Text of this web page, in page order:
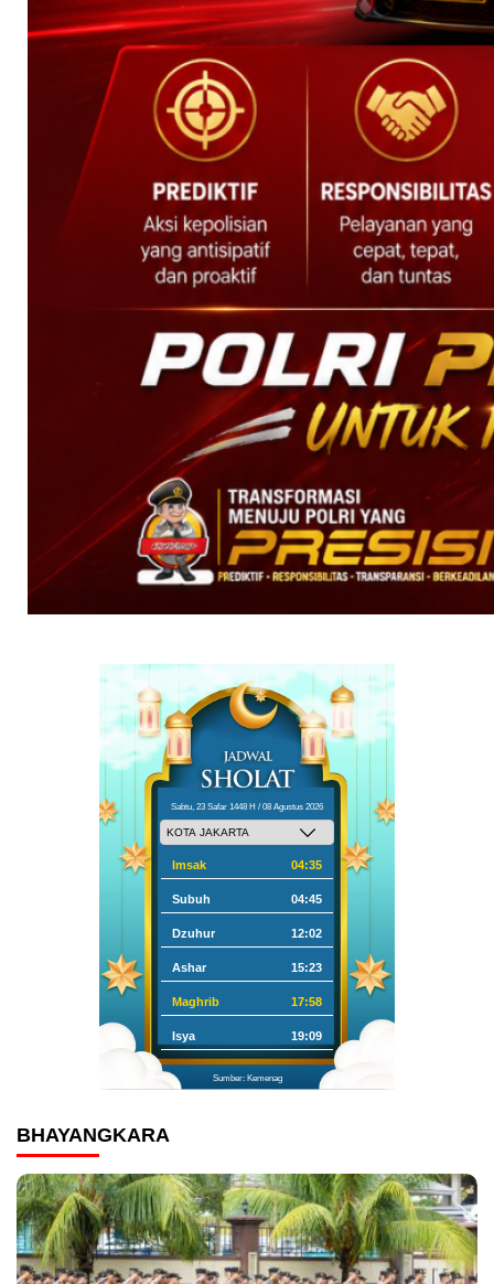
Sabtu, 23 Safar 1448 H / 08 Agustus 2026
Imsak 04:35
Subuh 04:45
Dzuhur 12:02
Ashar 15:23
Maghrib 17:58
Isya 19:09
Sumber: Kemenag
BHAYANGKARA